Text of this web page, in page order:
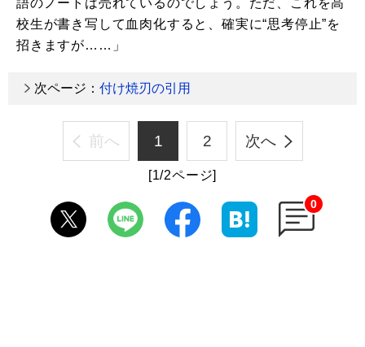
語のノートは売れているのでしょう。ただ、これを高
校生が書き写して血肉化すると、確実に“思考停止”を
招きますが……」
次ページ： 付け焼刃の引用
前へ 1 2 次へ
[1/2ページ]
0